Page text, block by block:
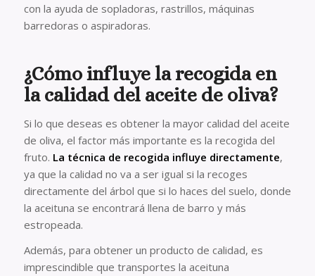
con la ayuda de sopladoras, rastrillos, máquinas
barredoras o aspiradoras.
¿Cómo influye la recogida en
la calidad del aceite de oliva?
Si lo que deseas es obtener la mayor calidad del aceite
de oliva, el factor más importante es la recogida del
fruto. La técnica de recogida influye directamente,
ya que la calidad no va a ser igual si la recoges
directamente del árbol que si lo haces del suelo, donde
la aceituna se encontrará llena de barro y más
estropeada.
Además, para obtener un producto de calidad, es
imprescindible que transportes la aceituna